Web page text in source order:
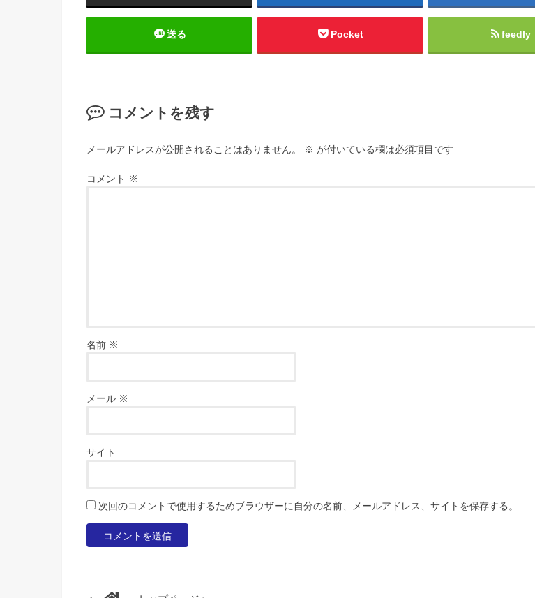
送る Pocket feedly
コメントを残す
メールアドレスが公開されることはありません。 ※ が付いている欄は必須項目です
コメント ※
名前 ※
メール ※
サイト
次回のコメントで使用するためブラウザーに自分の名前、メールアドレス、サイトを保存する。